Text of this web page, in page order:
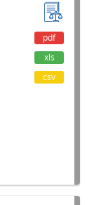
pdf
xls
csv